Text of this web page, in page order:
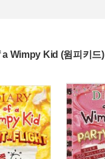
Wimpy Kid (윔피키드)